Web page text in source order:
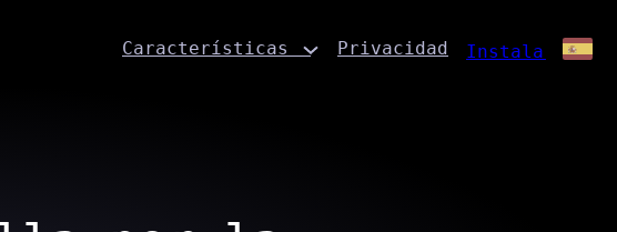
Características Privacidad Instalar